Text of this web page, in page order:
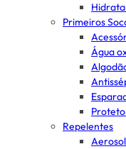
Primeiros
Água
Repelentes
Aerosol